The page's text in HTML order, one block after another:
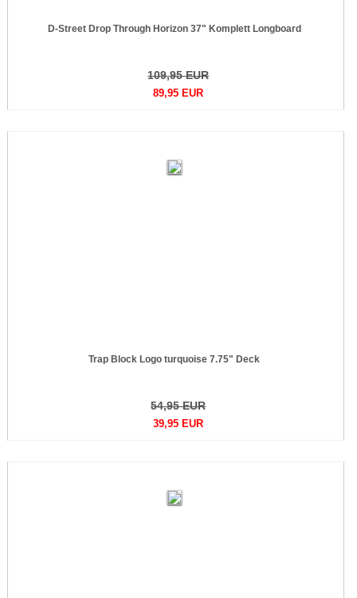
D-Street Drop Through Horizon 37" Komplett Longboard
109,95 EUR
89,95 EUR
Trap Block Logo turquoise 7.75" Deck
54,95 EUR
39,95 EUR